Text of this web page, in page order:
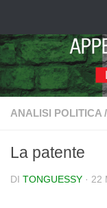
ANALISI POLITICA /
La patente
DI TONGUESSY · 22